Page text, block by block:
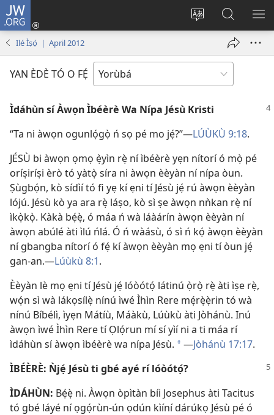
JW.ORG
Yí
pa
Wọlé
(opens
Wa
JW.ORG
Ilé Ìṣọ́ | April 2012
YAN ÈDÈ TÓ O FẸ́
Ìdáhùn sí Àwọn Ìbéèrè Wa Nípa Jésù Kristi
“Ta ni àwọn ogunlọ́gọ̀ ń sọ pé mo jẹ́?”—LÚÙKÙ 9:18.
JÉSÙ bi àwọn ọmọ ẹ̀yìn rẹ̀ ní ìbéèrè yẹn nítorí ó mọ̀ pé
oríṣiríṣi èrò tó yàtọ̀ síra ni àwọn èèyàn ní nípa òun.
Ṣùgbọ́n, kò sídìí tó fi yẹ kí ẹni tí Jésù jẹ́ rú àwọn èèyàn
lójú. Jésù kò ya ara rẹ̀ láṣo, kò sì ṣe àwọn nǹkan rẹ̀ ní
ìkọ̀kọ̀. Kàkà bẹ́ẹ̀, ó máa ń wà láàárín àwọn èèyàn ní
àwọn abúlé àti ìlú ńlá. Ó ń wàásù, ó sì ń kọ́ àwọn èèyàn
ní gbangba nítorí ó fẹ́ kí àwọn èèyàn mọ ẹni tí òun jẹ́
gan-an.—Lúùkù 8:1.
Èèyàn lè mọ ẹni tí Jésù jẹ́ lóòótọ́ látinú ọ̀rọ̀ rẹ̀ àti ìṣe rẹ̀,
wọ́n sì wà lákọsílẹ̀ nínú ìwé Ìhìn Rere mẹ́rẹ̀ẹ̀rin tó wà
nínú Bíbélì, ìyẹn Mátíù, Máàkù, Lúùkù àti Jòhánù. Inú
àwọn ìwé Ìhìn Rere tí Ọlọ́run mí sí yìí ni a ti máa rí
ìdáhùn sí àwọn ìbéèrè wa nípa Jésù. *—Jòhánù 17:17.
ÌBÉÈRÈ: Ǹjẹ́ Jésù ti gbé ayé rí lóòótọ́?
ÌDÁHÙN: Bẹ́ẹ̀ ni. Àwọn òpìtàn bíi Josephus àti Tacitus
tó gbé láyé ní ọgọ́rùn-ún ọdún kìíní dárúkọ Jésù pé ó